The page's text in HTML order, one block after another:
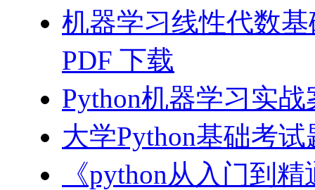
机器学习线性代数
PDF 下载
Python机器学习实
大学Python基础考
《python从入门到